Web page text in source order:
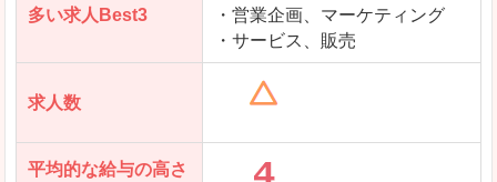
多い求人Best3
・営業企画、マーケティング
・サービス、販売
求人数
平均的な給与の高さ